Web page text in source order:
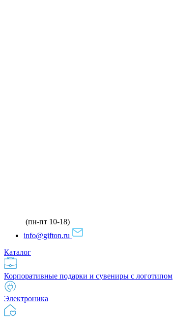
(пн-пт 10-18)
info@gifton.ru
Каталог
Корпоративные подарки и сувениры с логотипом
Электроника